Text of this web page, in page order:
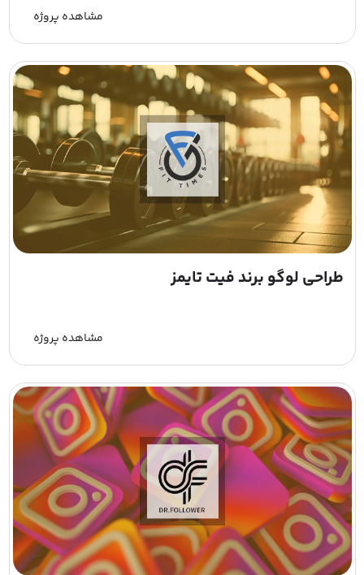
مشاهده پروژه
طراحی لوگو برند فیت تایمز
مشاهده پروژه